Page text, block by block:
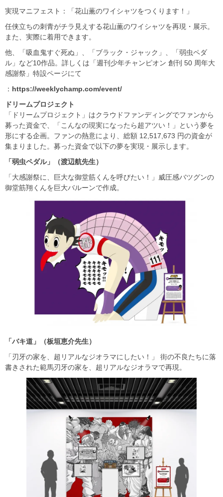
実現マニフェスト：「花山薫のワイシャツをつくります！」
任侠立ちの刺青がチラ見えする花山薫のワイシャツを再現・展示。
また、実際に着用できます。
他、「吸血鬼すぐ死ぬ」、「ブラック・ジャック」、「弱虫ペダ
ル」など10作品。詳しくは「週刊少年チャンピオン 創刊 50 周年大
感謝祭」特設ページにて
： https://weeklychamp.com/event/
ドリームプロジェクト
「ドリームプロジェクト」はクラウドファンディングでファンから
募った資金で、「こんなの現実になったら超アツい！」という夢を
形にする企画。ファンの熱意により、総額 12,517,673 円の資金が
集まりました。募った資金で以下の夢を実現・展示します。
「弱虫ペダル」（渡辺航先生）
「大感謝祭に、巨大な御堂筋くんを呼びたい！」威圧感バツグンの
御堂筋翔くんを巨大バルーンで作成。
「バキ道」（板垣恵介先生）
「刃牙の家を、超リアルなジオラマにしたい！」 街の不良たちに落
書きされた範馬刃牙の家を、超リアルなジオラマで再現。